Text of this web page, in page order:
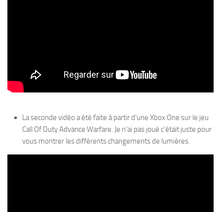
La seconde vidéo a été faite à partir d’une Xbox One sur le jeu
Call Of Duty Advance Warfare. Je n’ai pas joué c’était juste pour
vous montrer les différents changements de lumières.